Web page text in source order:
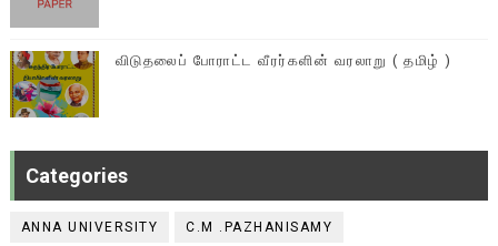
விடுதலைப் போராட்ட வீரர்களின் வரலாறு ( தமிழ் )
Categories
ANNA UNIVERSITY C.M .PAZHANISAMY